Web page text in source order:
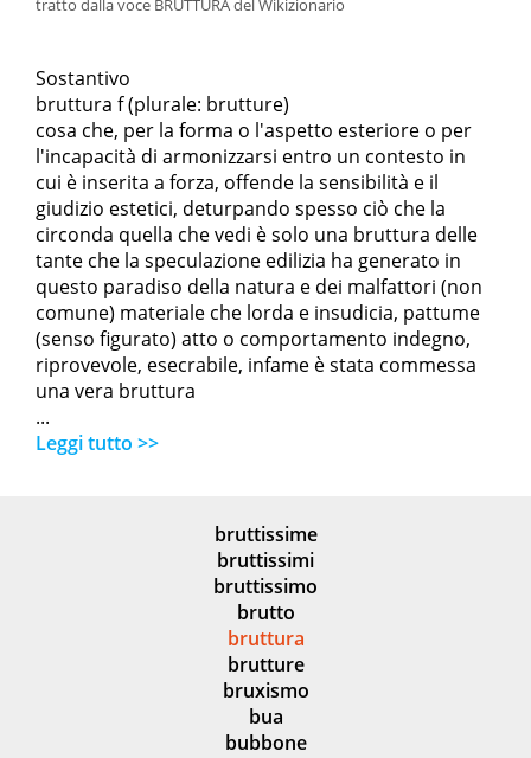
tratto dalla voce BRUTTURA del Wikizionario
Sostantivo
bruttura f (plurale: brutture)
cosa che, per la forma o l'aspetto esteriore o per
l'incapacità di armonizzarsi entro un contesto in
cui è inserita a forza, offende la sensibilità e il
giudizio estetici, deturpando spesso ciò che la
circonda quella che vedi è solo una bruttura delle
tante che la speculazione edilizia ha generato in
questo paradiso della natura e dei malfattori (non
comune) materiale che lorda e insudicia, pattume
(senso figurato) atto o comportamento indegno,
riprovevole, esecrabile, infame è stata commessa
una vera bruttura
...
Leggi tutto >>
bruttissime
bruttissimi
bruttissimo
brutto
bruttura
brutture
bruxismo
bua
bubbone